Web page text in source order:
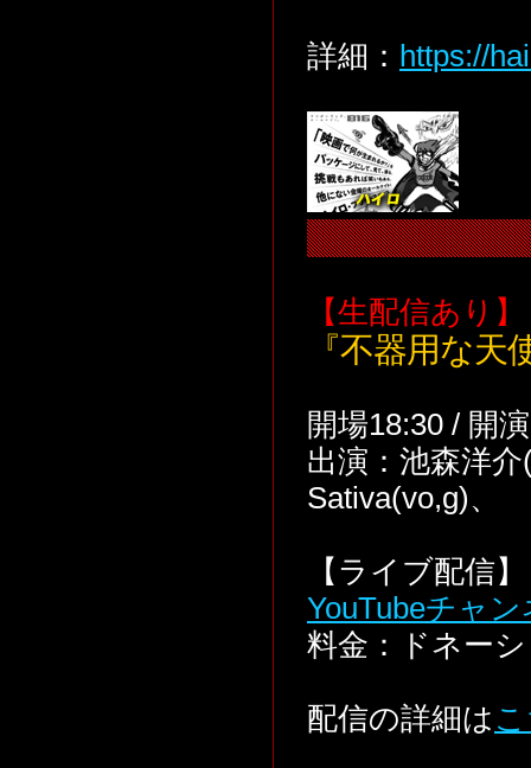
詳細： https://
【生配信あり】
『不器用な天
開場18:30 / 開
出演：池森洋
Sativa(vo,g)、
【ライブ配信
YouTubeチャ
料金：ドネー
配信の詳細は